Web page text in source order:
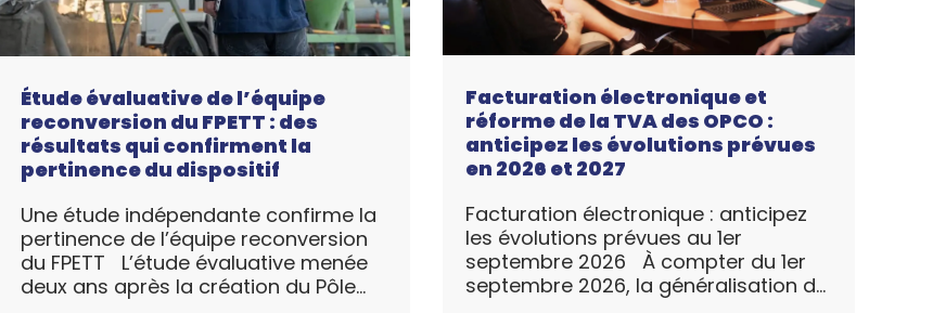
Étude évaluative de l’équipe
reconversion du FPETT : des
résultats qui confirment la
pertinence du dispositif
Une étude indépendante confirme la
pertinence de l’équipe reconversion
du FPETT L’étude évaluative menée
deux ans après la création du Pôle
Facturation électronique et
réforme de la TVA des OPCO :
anticipez les évolutions prévues
en 2026 et 2027
Facturation électronique : anticipez
les évolutions prévues au 1er
septembre 2026 À compter du 1er
septembre 2026, la généralisation de